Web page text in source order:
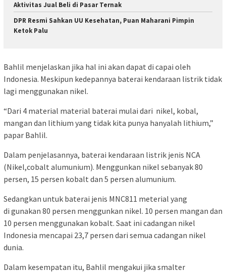
Aktivitas Jual Beli di Pasar Ternak
DPR Resmi Sahkan UU Kesehatan, Puan Maharani Pimpin
Ketok Palu
Bahlil menjelaskan jika hal ini akan dapat di capai oleh
Indonesia. Meskipun kedepannya baterai kendaraan listrik tidak
lagi menggunakan nikel.
“Dari 4 material material baterai mulai dari nikel, kobal,
mangan dan lithium yang tidak kita punya hanyalah lithium,”
papar Bahlil.
Dalam penjelasannya, baterai kendaraan listrik jenis NCA
(Nikel,cobalt alumunium). Menggunkan nikel sebanyak 80
persen, 15 persen kobalt dan 5 persen alumunium.
Sedangkan untuk baterai jenis MNC811 meterial yang
di gunakan 80 persen menggunkan nikel. 10 persen mangan dan
10 persen menggunakan kobalt. Saat ini cadangan nikel
Indonesia mencapai 23,7 persen dari semua cadangan nikel
dunia.
Dalam kesempatan itu, Bahlil mengakui jika smalter